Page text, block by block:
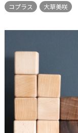
コプラス
大草美咲